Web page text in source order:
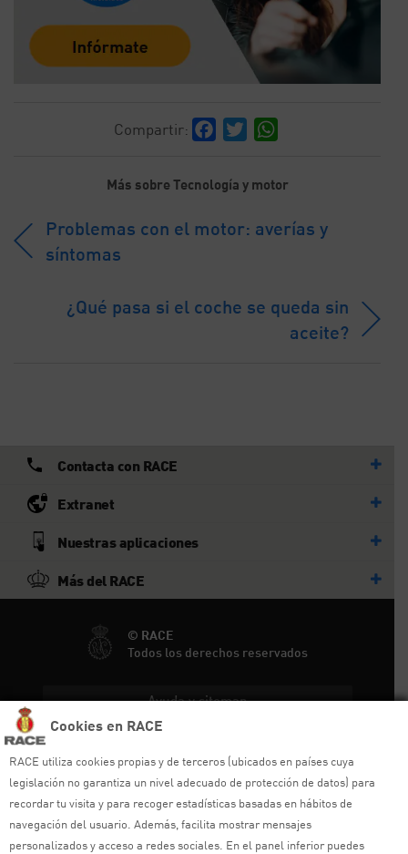
Cookies en RACE
RACE utiliza cookies propias y de terceros (ubicados en países cuya
legislación no garantiza un nivel adecuado de protección de datos) para
recordar tu visita y para recoger estadísticas basadas en hábitos de
navegación del usuario. Además, facilita mostrar mensajes
personalizados y acceso a redes sociales. En el panel inferior puedes
Compartir: Facebook
Twitter
Más sobre Tecnología y motor
Problemas con el motor: averías y
síntomas
¿Qué pasa si el coche se queda sin
aceite?
Contacta con RACE
Extranet
Nuestras aplicaciones
Más del RACE
© RACE
Todos los derechos reservados
Ayuda y sitemap
Política de privacidad
Política de cookies